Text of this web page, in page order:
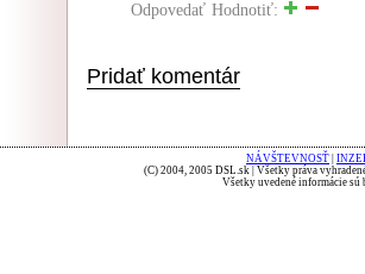
Odpovedať Hodnotiť:
Pridať komentár
NÁVŠTEVNOSŤ
(C) 2004, 2005 DSL.sk | Všetky práva
Všetky uvedené informácie sú